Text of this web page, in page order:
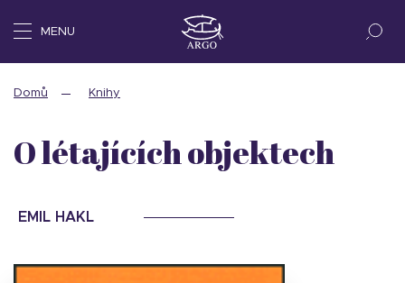
MENU
Domů Knihy
O létajících objektech
EMIL HAKL